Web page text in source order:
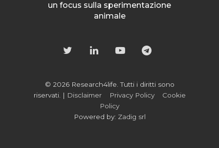
un focus sulla sperimentazione
animale
© 2026 Research4life. Tutti i diritti sono
riservati. | Disclaimer Privacy Policy
Cookie
Policy
Powered by: Zadig srl